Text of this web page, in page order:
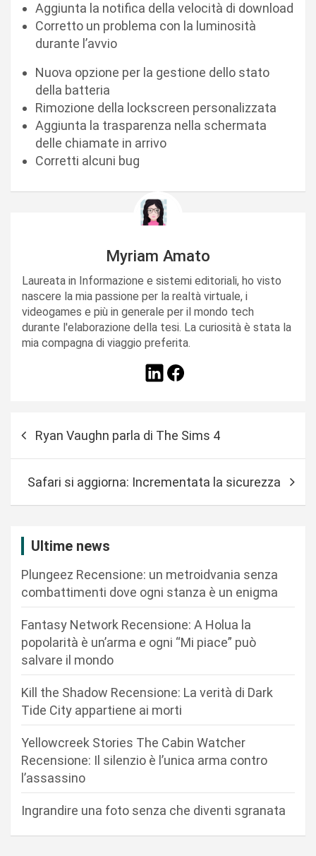
Aggiunta la notifica della velocità di download
Corretto un problema con la luminosità
durante l’avvio
Nuova opzione per la gestione dello stato
della batteria
Rimozione della lockscreen personalizzata
Aggiunta la trasparenza nella schermata
delle chiamate in arrivo
Corretti alcuni bug
Myriam Amato
Laureata in Informazione e sistemi editoriali, ho visto
nascere la mia passione per la realtà virtuale, i
videogames e più in generale per il mondo tech
durante l'elaborazione della tesi. La curiosità è stata la
mia compagna di viaggio preferita.
i
Ryan Vaughn parla di The Sims 4
Safari si aggiorna: Incrementata la sicurezza
Ultime news
Plungeez Recensione: un metroidvania senza
combattimenti dove ogni stanza è un enigma
Fantasy Network Recensione: A Holua la
popolarità è un’arma e ogni “Mi piace” può
salvare il mondo
Kill the Shadow Recensione: La verità di Dark
Tide City appartiene ai morti
Yellowcreek Stories The Cabin Watcher
Recensione: Il silenzio è l’unica arma contro
l’assassino
Ingrandire una foto senza che diventi sgranata